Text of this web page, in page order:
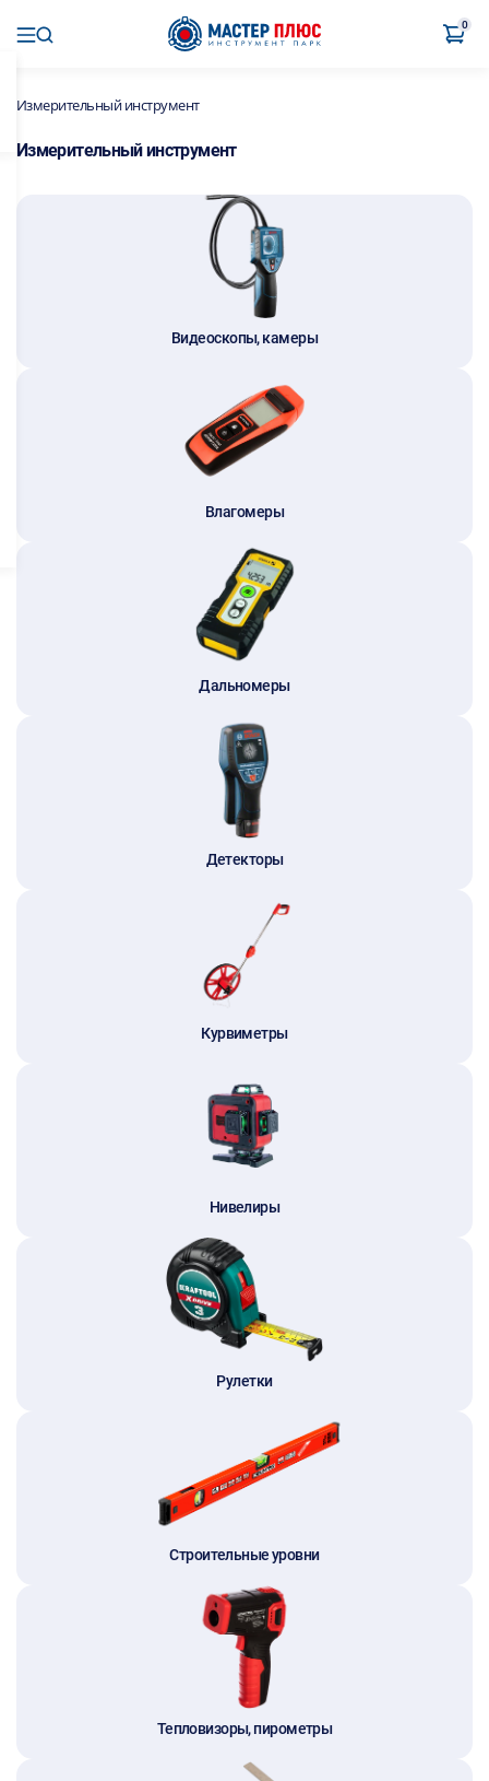
0
Измерительный инструмент
Измерительный инструмент
Видеоскопы, камеры
Влагомеры
Дальномеры
Детекторы
Курвиметры
Нивелиры
Рулетки
Строительные уровни
Тепловизоры, пирометры